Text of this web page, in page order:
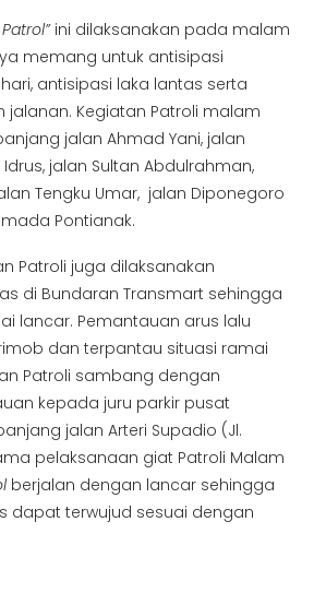
ini dilaksanakan pada malam
memang untuk antisipasi
antisipasi laka lantas serta
jalanan. Kegiatan Patroli malam
jalan Ahmad Yani, jalan
jalan Sultan Abdulrahman,
Tengku Umar, jalan Diponegoro
Pontianak.
Patroli juga dilaksanakan
di Bundaran Transmart sehingga
lancar. Pemantauan arus lalu
dan terpantau situasi ramai
Patroli sambang dengan
kepada juru parkir pusat
jalan Arteri Supadio (Jl.
pelaksanaan giat Patroli Malam
berjalan dengan lancar sehingga
dapat terwujud sesuai dengan